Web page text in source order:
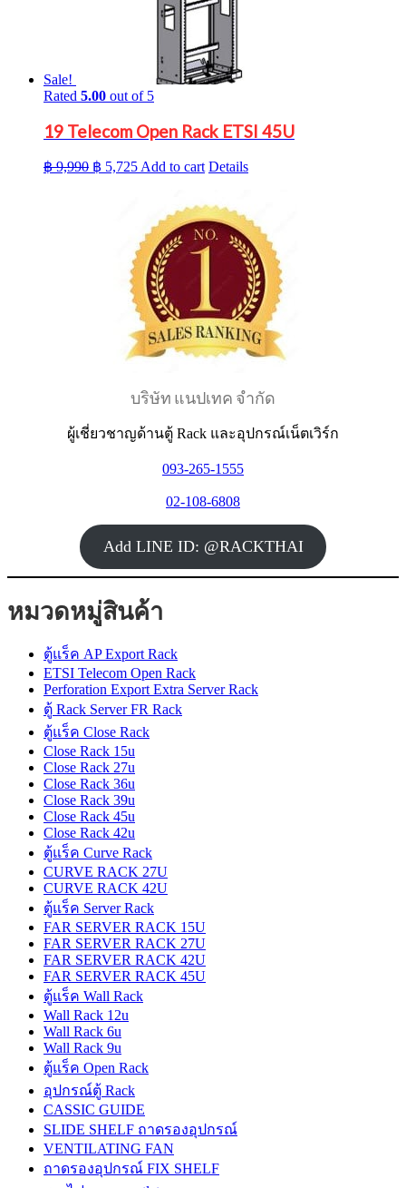
Sale!
Rated 5.00 out of 5
19 Telecom Open Rack ETSI 45U
฿9,990 Original
฿ 5,725Current
฿ 5,725.
Add to cart Details
บริษัท แนปเทค จำกัด
ผู้เชี่ยวชาญด้านตู้ Rack และอุปกรณ์เน็ตเวิร์ก
093-265-1555
02-108-6808
Add LINE ID: @RACKTHAI
หมวดหมู่สินค้า
ตู้แร็ค AP Export Rack
ETSI Telecom Open Rack
Perforation Export Extra Server Rack
ตู้ Rack Server FR Rack
ตู้แร็ค Close Rack
Close Rack 15u
Close Rack 27u
Close Rack 36u
Close Rack 39u
Close Rack 45u
Close Rack 42u
ตู้แร็ค Curve Rack
CURVE RACK 27U
CURVE RACK 42U
ตู้แร็ค Server Rack
FAR SERVER RACK 15U
FAR SERVER RACK 27U
FAR SERVER RACK 42U
FAR SERVER RACK 45U
ตู้แร็ค Wall Rack
Wall Rack 12u
Wall Rack 6u
Wall Rack 9u
ตู้แร็ค Open Rack
อุปกรณ์ตู้ Rack
CASSIC GUIDE
SLIDE SHELF ถาดรองอุปกรณ์
VENTILATING FAN
ถาดรองอุปกรณ์ FIX SHELF